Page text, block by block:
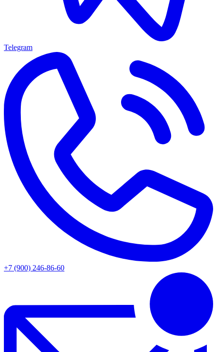
Telegram
+7 (900) 246-86-60